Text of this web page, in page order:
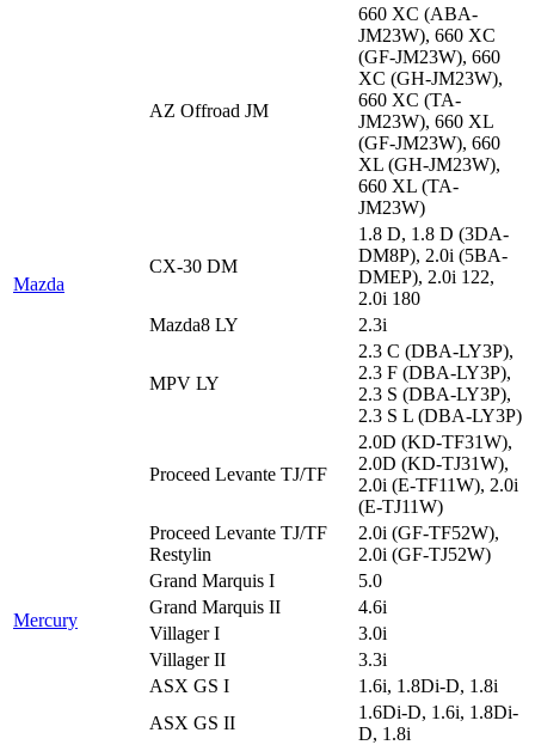
Mazda
AZ Offroad JM
660 XC (ABA-
JM23W), 660 XC
(GF-JM23W), 660
XC (GH-JM23W),
660 XC (TA-
JM23W), 660 XL
(GF-JM23W), 660
XL (GH-JM23W),
660 XL (TA-
JM23W)
CX-30 DM
1.8 D, 1.8 D (3DA-
DM8P), 2.0i (5BA-
DMEP), 2.0i 122,
2.0i 180
Mazda8 LY
2.3i
MPV LY
2.3 C (DBA-LY3P),
2.3 F (DBA-LY3P),
2.3 S (DBA-LY3P),
2.3 S L (DBA-LY3P)
Proceed Levante TJ/TF
2.0D (KD-TF31W),
2.0D (KD-TJ31W),
2.0i (E-TF11W), 2.0i
(E-TJ11W)
Proceed Levante TJ/TF
Restylin
2.0i (GF-TF52W),
2.0i (GF-TJ52W)
Mercury
Grand Marquis I
5.0
Grand Marquis II
4.6i
Villager I
3.0i
Villager II
3.3i
ASX GS I
1.6i, 1.8Di-D, 1.8i
ASX GS II
1.6Di-D, 1.6i, 1.8Di-
D, 1.8i